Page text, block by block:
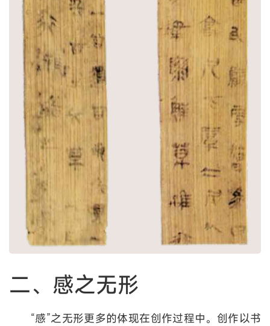
二、感之无形
“感”之无形更多的体现在创作过程中。创作以书